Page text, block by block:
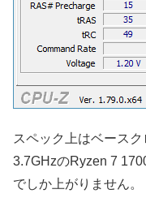
スペック上はベース
3.7GHzのRyzen 7
でしか上がりません。